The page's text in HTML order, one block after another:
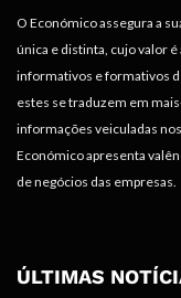
O Económico assegura a
única e distinta, cujo valor
informativos e formativos
estes se traduzem em
informações veiculadas
Económico apresenta
de negócios das empresas.
ÚLTIMAS